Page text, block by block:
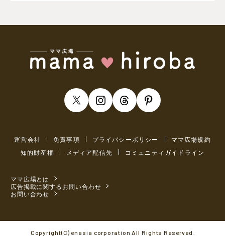
運営会社 免責事項 プライバシーポリシー
ママ広場規約
知的財産権
メディア配信先 コミュニティガイドライン
ママ広場とは
広告掲載に関するお問い合わせ
お問い合わせ
Copyright(C) enasia corporation All Rights Reserved.